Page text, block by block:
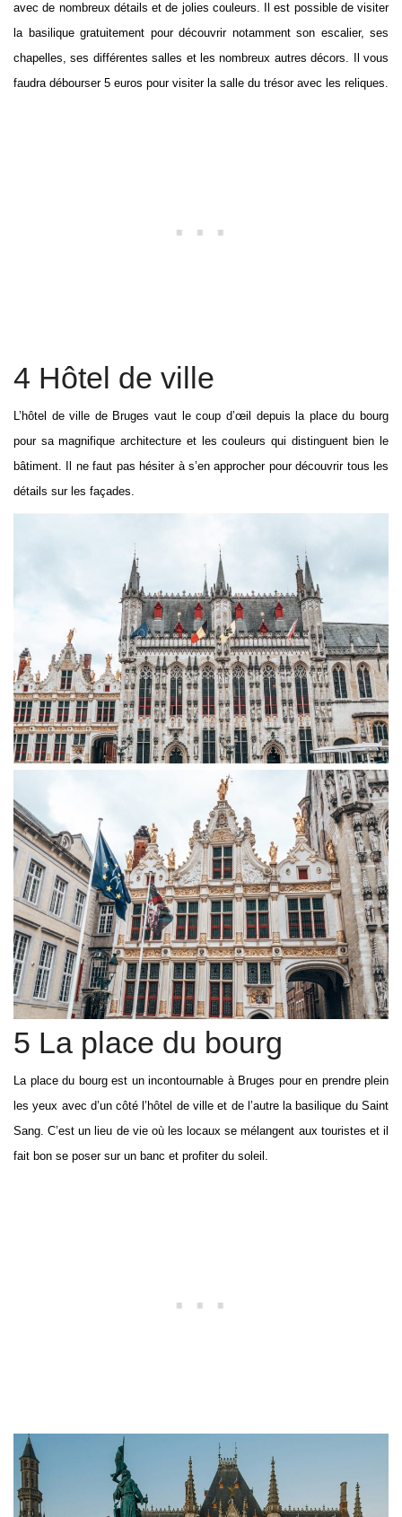
avec de nombreux détails et de jolies couleurs. Il est possible de visiter
la basilique gratuitement pour découvrir notamment son escalier, ses
chapelles, ses différentes salles et les nombreux autres décors. Il vous
faudra débourser 5 euros pour visiter la salle du trésor avec les reliques.
4 Hôtel de ville
L’hôtel de ville de Bruges vaut le coup d’œil depuis la place du bourg
pour sa magnifique architecture et les couleurs qui distinguent bien le
bâtiment. Il ne faut pas hésiter à s’en approcher pour découvrir tous les
détails sur les façades.
5 La place du bourg
La place du bourg est un incontournable à Bruges pour en prendre plein
les yeux avec d’un côté l’hôtel de ville et de l’autre la basilique du Saint
Sang. C’est un lieu de vie où les locaux se mélangent aux touristes et il
fait bon se poser sur un banc et profiter du soleil.